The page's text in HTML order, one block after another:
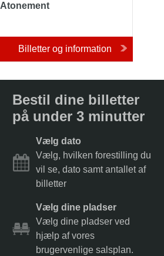
Atonement
Billetter og information
Bestil dine billetter
på under 3 minutter
Vælg dato
Vælg, hvilken forestilling du
vil se, dato samt antallet af
billetter
Vælg dine pladser
Vælg dine pladser ved
hjælp af vores
brugervenlige salsplan.